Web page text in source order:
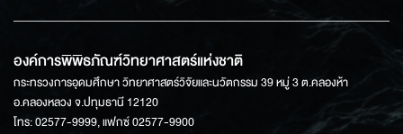
องค์การพิพิธภัณฑ์วิทยาศาสตร์แห่งชาติ
กระทรวงการอุดมศึกษา วิทยาศาสตร์วิจัยและนวัตกรรม 39 หมู่ 3 ต.คลองห้า
อ.คลองหลวง จ.ปทุมธานี 12120
โทร: 02577-9999, แฟกซ์ 02577-9900